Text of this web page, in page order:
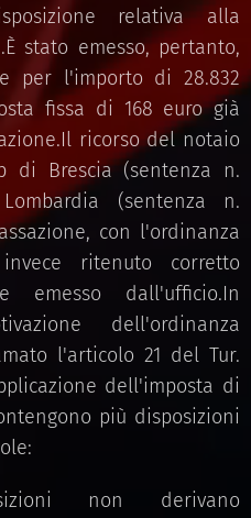
relativa alla
stato emesso, pertanto,
per l'importo di 28.832
fissa di 168 euro già
ricorso del notaio
di Brescia (sentenza n.
(sentenza n.
con l'ordinanza
ritenuto corretto
emesso dall'ufficio.In
dell'ordinanza
l'articolo 21 del Tur.
dell'imposta di
più disposizioni
non derivano